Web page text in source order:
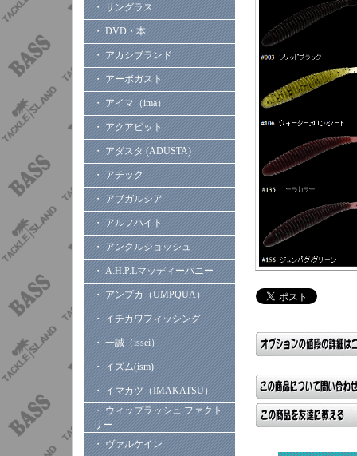
・ サングラス
・ DVD・本
・ アカシブランド
・ アーボガスト
・ アイマ（ima）
・ アクアビット
・ アダスタ (ADUSTA)
・ アチック
・ アブガルシア
・ アルフハイト
・ アンクルジョッシュ
・ A.H.P.Lマッディーバニー
・ アンプカ（UMPQUA）
・ イチカワフィッシング
・ 一誠（issei）
・ イズム(ism)
・ イマカツ（IMAKATSU）
・ ウィップラッシュ ファクト
リー
・ ヴァルケイン